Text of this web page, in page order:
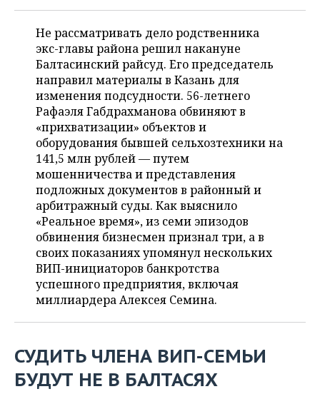
ОТКРЫТАЯ ЛЕКЦИЯ
БАСКЕТБОЛ
ВОЛЕЙБОЛ
КИБЕРСПОРТ
ФИГУРНОЕ КАТАНИЕ
ВОДНЫЕ ВИДЫ СПОРТА
ХОККЕЙ С МЯЧОМ
ИНФРАСТРУКТУРА
ИСТОРИЯ
КУЛЬТУРА
МЕДИЦИНА
ОБРАЗОВАНИЕ
ПРОИСШЕСТВИЯ
СПРАВОЧНИК
СПИСОК ПЕРСОН
СПИСОК КОМПАНИЙ
ПОЛНАЯ ВЕРСИЯ
Не рассматривать дело родственника
экс-главы района решил накануне
Балтасинский райсуд. Его председатель
направил материалы в Казань для
изменения подсудности. 56-летнего
Рафаэля Габдрахманова обвиняют в
«прихватизации» объектов и
оборудования бывшей сельхозтехники на
141,5 млн рублей — путем
мошенничества и представления
подложных документов в районный и
арбитражный суды. Как выяснило
«Реальное время», из семи эпизодов
обвинения бизнесмен признал три, а в
своих показаниях упомянул нескольких
ВИП-инициаторов банкротства
успешного предприятия, включая
миллиардера Алексея Семина.
СУДИТЬ ЧЛЕНА ВИП-СЕМЬИ
БУДУТ НЕ В БАЛТАСЯХ